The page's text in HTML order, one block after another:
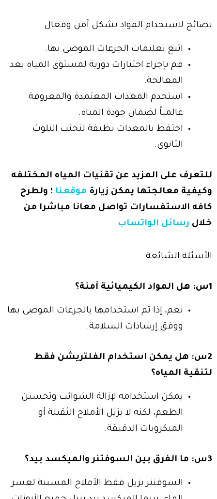
نصائح لاستخدام المواد بشكل آمن وفعال
اتبع تعليمات الجرعات الموصى بها.
قم بإجراء اختبارات دورية لمستوى المياه بعد
المعالجة.
استخدم المعدات المعتمدة والمعروفة
عالمياً لضمان جودة المياه.
احتفظ بالمعدات نظيفة لتجنب التلوث
الثانوي.
للتعرف على المزيد عن تقنيات المياه المختلفه
وكيفية معالجتها يمكن زيارة موقعنا ؛ ولطرح
كافه الاستفسارات تواصل معانا مباشرا من
خلال رسائل الواتساب
الأسئلة الشائعة
1س: هل المواد الكيميائية آمنة؟
نعم، إذا تم استخدامها بالجرعات الموصى بها
ووفق إرشادات السلامة.
2س: هل يمكن استخدام الفلتريشن فقط
لتنقية المياه؟
يمكن استخدامه لإزالة الشوائب وتحسين
الطعم، لكنه لا يزيل الأملاح الثقيلة أو
الميكروبات الدقيقة.
3س: ما الفرق بين السوفتنر والميكسد بيد؟
السوفتنر يزيل فقط الأملاح المسببة لعسر